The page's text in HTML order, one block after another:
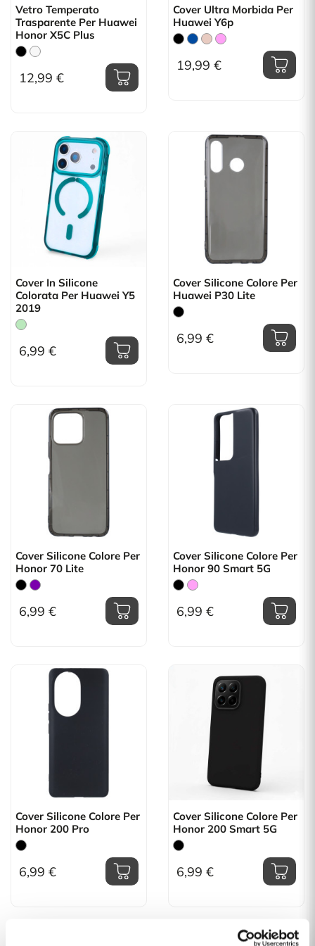
Vetro Temperato
Trasparente Per Huawei
Honor X5C Plus
12,99 €
Cover Ultra Morbida Per
Huawei Y6p
19,99 €
Cover In Silicone
Colorata Per Huawei Y5
2019
6,99 €
Cover Silicone Colore Per
Huawei P30 Lite
6,99 €
Cover Silicone Colore Per
Honor 70 Lite
6,99 €
Cover Silicone Colore Per
Honor 90 Smart 5G
6,99 €
Cover Silicone Colore Per
Honor 200 Pro
6,99 €
Cover Silicone Colore Per
Honor 200 Smart 5G
6,99 €